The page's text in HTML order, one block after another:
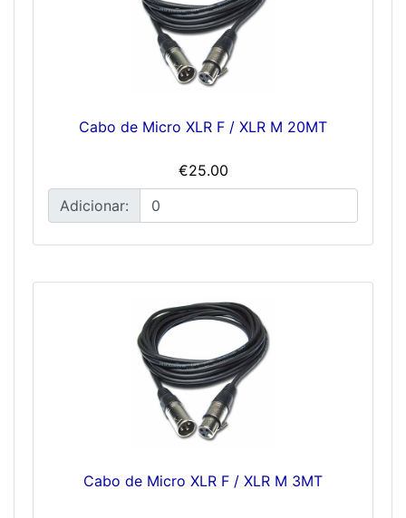
Cabo de Micro XLR F / XLR M 20MT
€25.00
Adicionar:
Cabo de Micro XLR F / XLR M 3MT